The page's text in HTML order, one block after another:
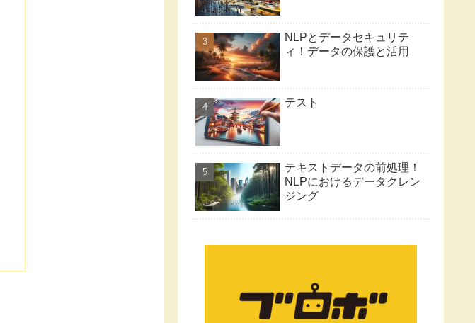
NLPとデータセキュリテ
ィ！データの保護と活用
テスト
テキストデータの前処理！
NLPにおけるデータクレン
ジング